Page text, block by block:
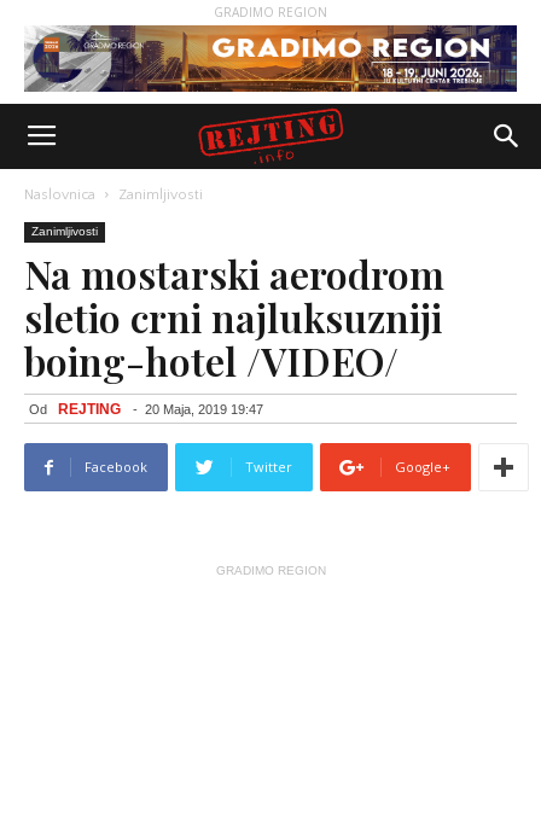
GRADIMO REGION
Naslovnica Zanimljivosti
Zanimljivosti
Na mostarski aerodrom
sletio crni najluksuzniji
boing-hotel /VIDEO/
Od REJTING - 20 Maja, 2019 19:47
Facebook Twitter Google+
GRADIMO REGION